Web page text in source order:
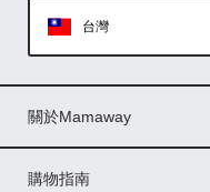
台灣
印尼
菲律賓
關於Mamaway
門市據點
最新消息
品牌故事
人力招募
媒體花絮
隱私權聲明
CSR企業社會責任
購物指南